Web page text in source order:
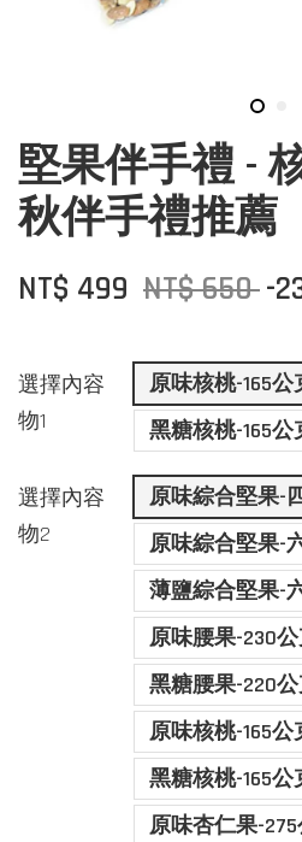
堅果伴手禮 -
秋伴手禮推薦
NT$ 499 NT$ 650-
選擇內容
物1
原味核桃-165公
黑糖核桃-165公
選擇內容
物2
原味綜合堅果-
原味綜合堅果-
薄鹽綜合堅果-
原味腰果-230
黑糖腰果-220
原味核桃-165公
黑糖核桃-165公
原味杏仁果-